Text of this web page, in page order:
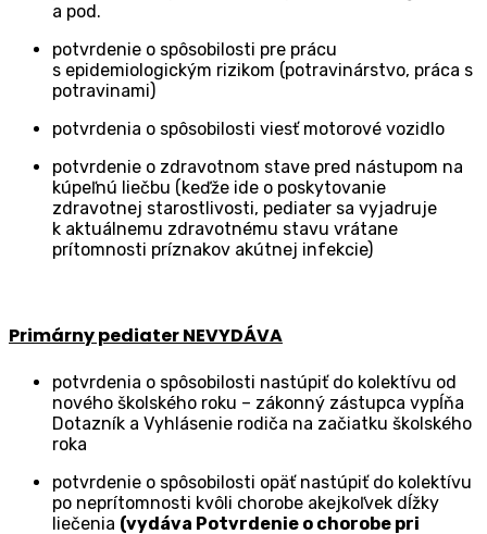
a pod.
potvrdenie o spôsobilosti pre prácu
s epidemiologickým rizikom (potravinárstvo, práca s
potravinami)
potvrdenia o spôsobilosti viesť motorové vozidlo
potvrdenie o zdravotnom stave pred nástupom na
kúpeľnú liečbu (keďže ide o poskytovanie
zdravotnej starostlivosti, pediater sa vyjadruje
k aktuálnemu zdravotnému stavu vrátane
prítomnosti príznakov akútnej infekcie)
Primárny pediater NEVYDÁVA
potvrdenia o spôsobilosti nastúpiť do kolektívu od
nového školského roku – zákonný zástupca vypĺňa
Dotazník a Vyhlásenie rodiča na začiatku školského
roka
potvrdenie o spôsobilosti opäť nastúpiť do kolektívu
po neprítomnosti kvôli chorobe akejkoľvek dĺžky
liečenia (vydáva Potvrdenie o chorobe pri